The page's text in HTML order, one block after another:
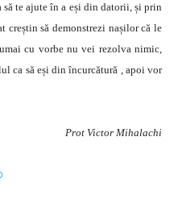
să te ajute în a eși din datorii, și prin
creștin să demonstrezi nașilor că le
cu vorbe nu vei rezolva nimic,
ca să eși din încurcătură , apoi vor
Prot Victor Mihalachi